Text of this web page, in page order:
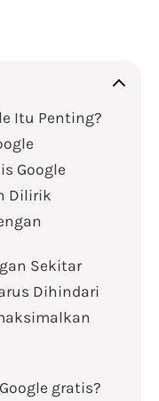
Itu Penting?
Google
Dilirik
Sekitar
Dihindari
gratis?